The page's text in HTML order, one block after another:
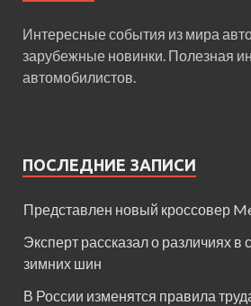
Интересные события из мира
зарубежные новинки. Полезная
автомобилистов.
ПОСЛЕДНИЕ ЗАПИСИ
Представлен новый кроссовер
Эксперт рассказал о различиях в
зимних шин
В России изменятся правила